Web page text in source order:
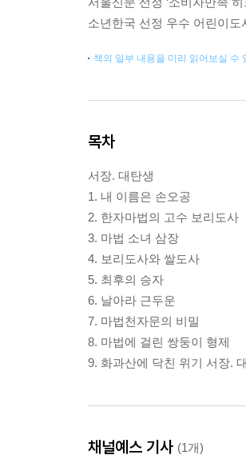
소년한국 선정 우수 어린이도
책의 일부 내용을 미리 읽어보실 수
목차
서장. 대탄생
1. 내 이름은 손오공
2. 한자마법의 고수 보리도사
3. 마법 소녀 삼장
4. 보리도사와 쌀도사
5. 최후의 승자
6. 날아라 근두운
7. 마법천자문의 비밀
8. 마법에 걸린 쌍둥이 형제
9. 화과산에 닥친 위기 서장.
채널예스 기사 (1개)